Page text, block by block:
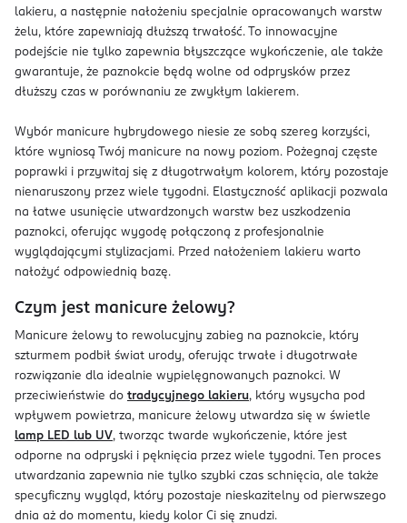
lakieru, a następnie nałożeniu specjalnie opracowanych warstw
żelu, które zapewniają dłuższą trwałość. To innowacyjne
podejście nie tylko zapewnia błyszczące wykończenie, ale także
gwarantuje, że paznokcie będą wolne od odprysków przez
dłuższy czas w porównaniu ze zwykłym lakierem.
Wybór manicure hybrydowego niesie ze sobą szereg korzyści,
które wyniosą Twój manicure na nowy poziom. Pożegnaj częste
poprawki i przywitaj się z długotrwałym kolorem, który pozostaje
nienaruszony przez wiele tygodni. Elastyczność aplikacji pozwala
na łatwe usunięcie utwardzonych warstw bez uszkodzenia
paznokci, oferując wygodę połączoną z profesjonalnie
wyglądającymi stylizacjami. Przed nałożeniem lakieru warto
nałożyć odpowiednią bazę.
Czym jest manicure żelowy?
Manicure żelowy to rewolucyjny zabieg na paznokcie, który
szturmem podbił świat urody, oferując trwałe i długotrwałe
rozwiązanie dla idealnie wypielęgnowanych paznokci. W
przeciwieństwie do tradycyjnego lakieru, który wysycha pod
wpływem powietrza, manicure żelowy utwardza się w świetle
lamp LED lub UV, tworząc twarde wykończenie, które jest
odporne na odpryski i pęknięcia przez wiele tygodni. Ten proces
utwardzania zapewnia nie tylko szybki czas schnięcia, ale także
specyficzny wygląd, który pozostaje nieskazitelny od pierwszego
dnia aż do momentu, kiedy kolor Ci się znudzi.